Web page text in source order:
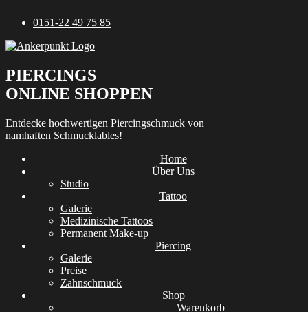
Inhalt
0151-22 49 75 85
PIERCINGS
ONLINE SHOPPEN
Entdecke hochwertigen Piercingschmuck von
namhaften Schmucklables!
Home
Über Uns
Studio
Tattoo
Galerie
Medizinische Tattoos
Permanent Make-up
Piercing
Galerie
Preise
Zahnschmuck
Shop
Warenkorb